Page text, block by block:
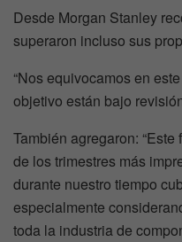
Desde Morgan Stanley
superaron incluso sus
“Nos equivocamos en
objetivo están bajo
También agregaron:
de los trimestres más
durante nuestro tiempo
especialmente
toda la industria de